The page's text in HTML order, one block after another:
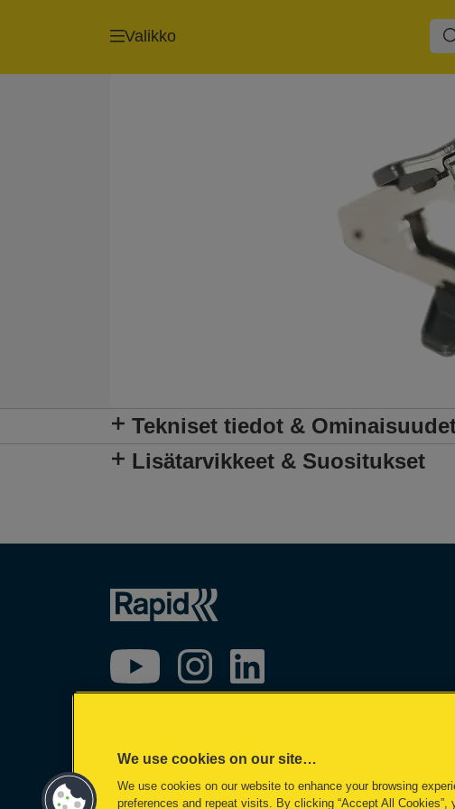
Valikko
Tekniset tiedot &
Lisätarvikkeet & Suositukset
©2026 ACCO Brands
We use cookies on our site…
We use cookies on our website to enhance your browsing
preferences and repeat visits. By clicking “Accept All